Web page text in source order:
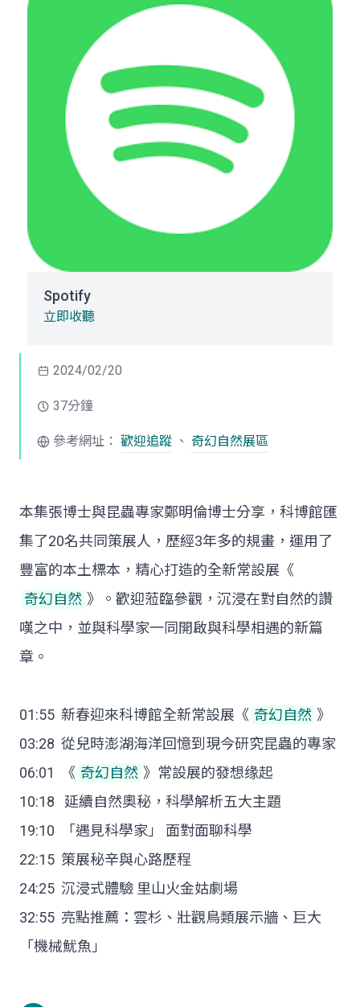
Spotify
立即收聽
2024/02/20
37分鐘
參考網址： 歡迎追蹤 、 奇幻自然展區
本集張博士與昆蟲專家鄭明倫博士分享，科博館匯
集了20名共同策展人，歷經3年多的規畫，運用了
豐富的本土標本，精心打造的全新常設展《
奇幻自然 》。歡迎蒞臨參觀，沉浸在對自然的讚
嘆之中，並與科學家一同開啟與科學相遇的新篇
章。
01:55 新春迎來科博館全新常設展《 奇幻自然 》
03:28 從兒時澎湖海洋回憶到現今研究昆蟲的專家
06:01 《 奇幻自然 》常設展的發想缘起
10:18 延續自然奧秘，科學解析五大主題
19:10 「遇見科學家」 面對面聊科學
22:15 策展秘辛與心路歷程
24:25 沉浸式體驗 里山火金姑劇場
32:55 亮點推薦：雲杉、壯觀鳥類展示牆、巨大
「機械魷魚」